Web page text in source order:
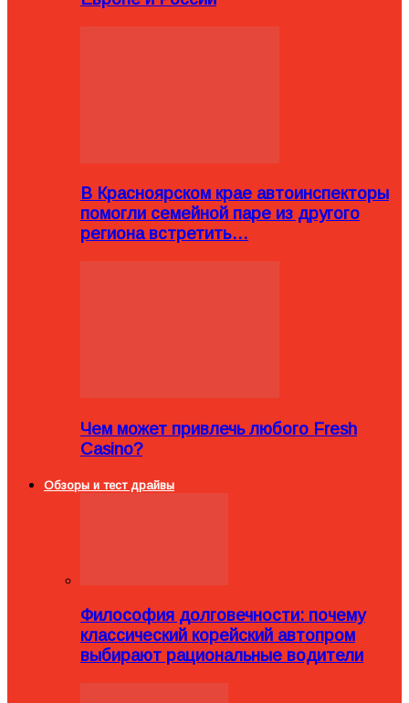
В Красноярском крае автоинспекторы
помогли семейной паре из другого
региона встретить…
Чем может привлечь любого Fresh
Casino?
Обзоры и тест драйвы
Философия долговечности: почему
классический корейский автопром
выбирают рациональные водители